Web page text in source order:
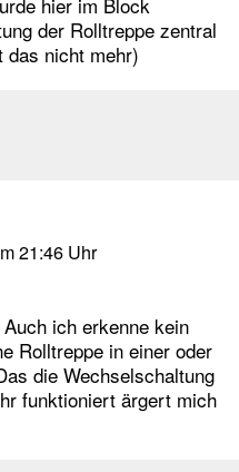
der Rolltreppe zentral
nicht mehr)
21:46 Uhr
ich erkenne kein
Rolltreppe in einer oder
die Wechselschaltung
funktioniert ärgert mich